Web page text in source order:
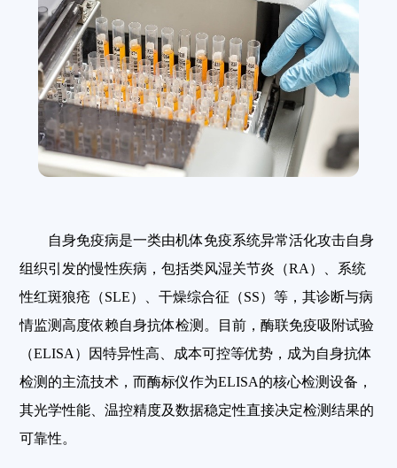
自身免疫病是一类由机体免疫系统异常活化攻击自身
组织引发的慢性疾病，包括类风湿关节炎（RA）、系统
性红斑狼疮（SLE）、干燥综合征（SS）等，其诊断与病
情监测高度依赖自身抗体检测。目前，酶联免疫吸附试验
（ELISA）因特异性高、成本可控等优势，成为自身抗体
检测的主流技术，而酶标仪作为ELISA的核心检测设备，
其光学性能、温控精度及数据稳定性直接决定检测结果的
可靠性。